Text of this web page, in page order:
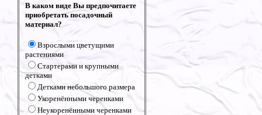
В каком виде Вы предпочитаете
приобретать посадочный
материал?
Взрослыми цветущими
растениями
Стартерами и крупными
детками
Детками небольшого размера
Укоренёнными черенками
Неукоренёнными черенками